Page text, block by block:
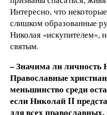
Интересно, что
слишком образованные
Николая «искупителем»,
святым.
– Значима ли личность
Православные
меньшинство среди
если НиколайII
для всех православных,